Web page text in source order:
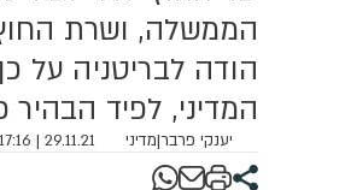
הממשלה, ושרת
הודה לבריטניה על
המדיני, לפיד
יענקי פרבר|מדיני 29.11.21 | 17:16